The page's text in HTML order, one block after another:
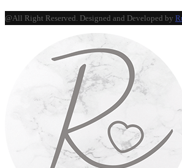
@All Right Reserved. Designed and Developed by